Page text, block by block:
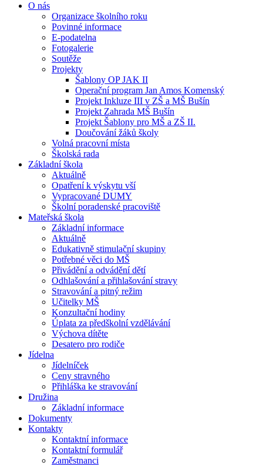
O nás
Organizace školního roku
Povinné informace
E-podatelna
Fotogalerie
Soutěže
Projekty
Šablony OP JAK II
Operační program Jan Amos Komenský
Projekt Inkluze III v ZŠ a MŠ Bušín
Projekt Zahrada MŠ Bušín
Projekt Šablony pro MŠ a ZŠ II.
Doučování žáků školy
Volná pracovní místa
Školská rada
Základní škola
Aktuálně
Opatření k výskytu vší
Vypracované DUMY
Školní poradenské pracoviště
Mateřská škola
Základní informace
Aktuálně
Edukativně stimulační skupiny
Potřebné věci do MŠ
Přivádění a odvádění dětí
Odhlašování a přihlašování stravy
Stravování a pitný režim
Učitelky MŠ
Konzultační hodiny
Úplata za předškolní vzdělávání
Výchova dítěte
Desatero pro rodiče
Jídelna
Jídelníček
Ceny stravného
Přihláška ke stravování
Družina
Základní informace
Dokumenty
Kontakty
Kontaktní informace
Kontaktní formulář
Zaměstnanci